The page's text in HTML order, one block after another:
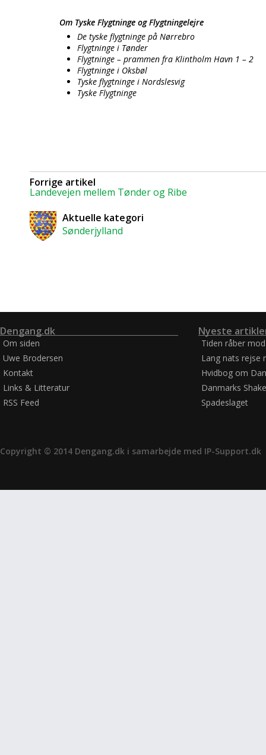
Om Tyske Flygtninge og Flygtningelejre
De tyske flygtninge på Nørrebro
Flygtninge i Tønder
Flygtninge – prammen fra Klintholm Havn 1 – 2
Flygtninge i Oksbøl
Tyske flygtninge i Nordslesvig
Tyske Flygtninge
Forrige artikel
Landevejen mellem Tønder og Ribe
Aktuelle kategori
Sønderjylland
Dengang.dk
Om siden
Uwe Brodersen
Kontakt
Links & Litteratur
RSS Feed
Nyeste
Tiden råber
Lang nats rejse
Hvidbog om
Danmarks
Spadeslaget
Copyright © 2014 Dengang.dk i samarbejde med IP-Support.dk